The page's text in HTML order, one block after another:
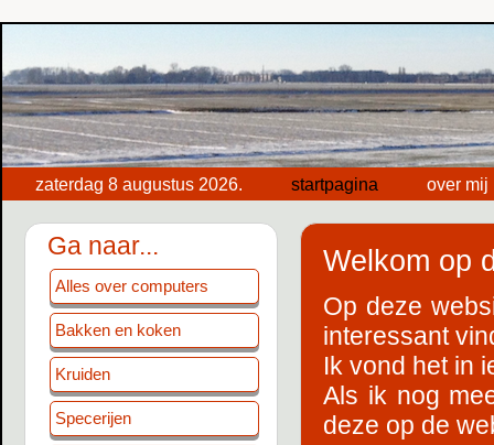
zaterdag 8 augustus 2026. startpagina over mij
Ga naar...
Alles over computers
Bakken en koken
Kruiden
Specerijen
Welkom op
Op deze
interessant
Ik vond het in
Als ik nog
deze op de